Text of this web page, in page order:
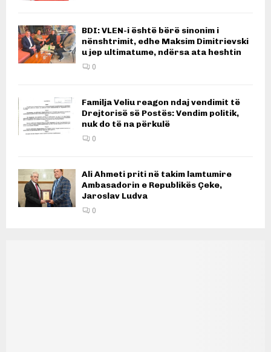
BDI: VLEN-i është bërë sinonim i
nënshtrimit, edhe Maksim Dimitrievski
u jep ultimatume, ndërsa ata heshtin
0
Familja Veliu reagon ndaj vendimit të
Drejtorisë së Postës: Vendim politik,
nuk do të na përkulë
0
Ali Ahmeti priti në takim lamtumire
Ambasadorin e Republikës Çeke,
Jaroslav Ludva
0